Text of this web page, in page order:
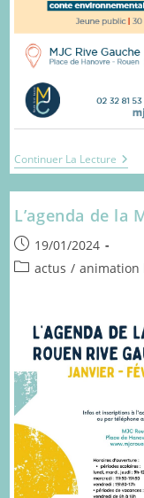
Continuer La Lecture La
Sur
L’agenda de la
Publication
publiée :
19/01/2024
Postactus / animation